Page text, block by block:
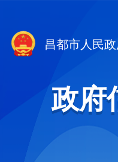
昌都市人民
政府